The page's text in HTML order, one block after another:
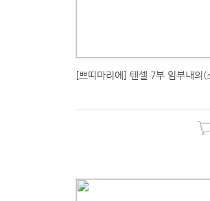
[쁘띠마리에] 텐셀 7부 임부내의(